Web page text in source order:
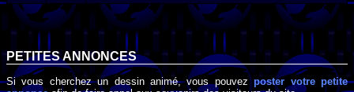
PETITES ANNONCES
Si vous cherchez un dessin animé, vous pouvezposter votre petite